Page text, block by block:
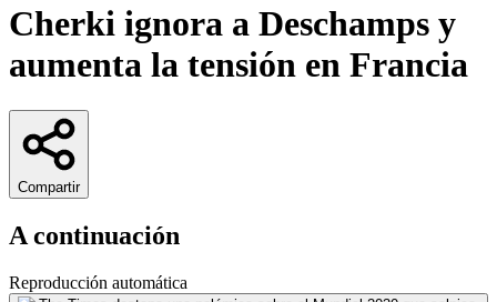
Cherki ignora a Deschamps y
aumenta la tensión en Francia
Compartir
A continuación
Reproducción automática